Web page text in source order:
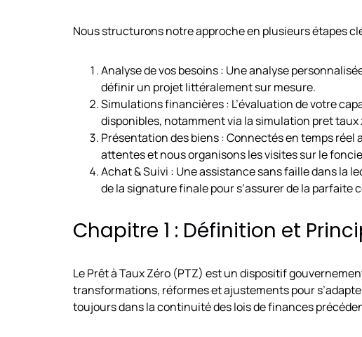
Nous structurons notre approche en plusieurs étapes
Analyse de vos besoins : Une analyse
définir un projet littéralement sur mesure.
Simulations financières : L’évaluation de votre
disponibles, notamment via la simulation pret taux
Présentation des biens : Connectés en temps
attentes et nous organisons les visites sur le
Achat & Suivi : Une assistance sans faille dans la
de la signature finale pour s’assurer de la parfaite
Chapitre 1 : Définition et
Le Prêt à Taux Zéro (PTZ) est un dispositif
transformations, réformes et ajustements pour
toujours dans la continuité des lois de finances